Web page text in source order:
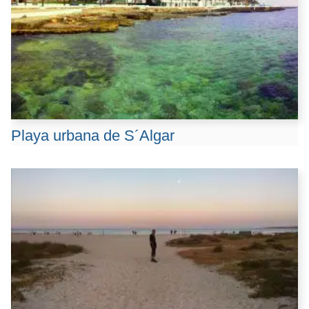
Playa urbana de S´Algar